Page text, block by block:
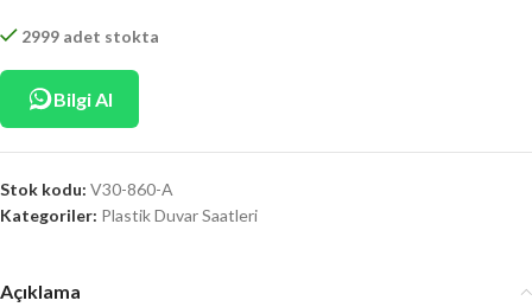
2999 adet stokta
Bilgi Al
Stok kodu: V30-860-A
Kategoriler: Plastik Duvar Saatleri
Açıklama